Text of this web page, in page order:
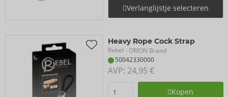
Verlanglijstje selecteren
Heavy Rope Cock Strap
Rebel - ORION Brand
50042330000
AVP: 24,95 €
Kopen